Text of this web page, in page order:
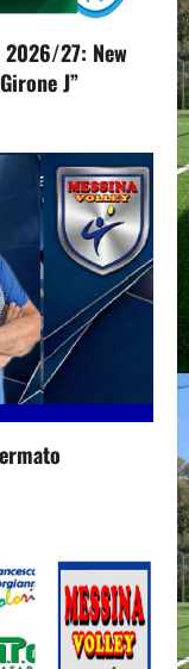
27: New
J”